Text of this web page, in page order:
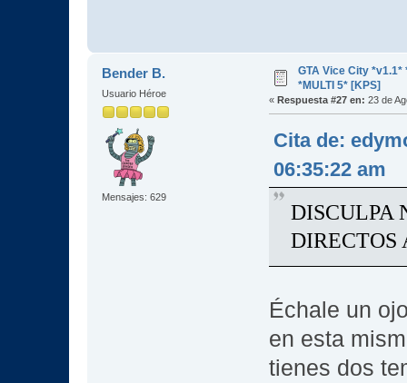
Bender B.
Usuario Héroe
Mensajes: 629
GTA Vice City *v1.1*
*MULTI 5* [KPS]
« Respuesta #27 en: 23 de
Cita de:
06:35:22 am
DISCULPA
DIRECTOS
Échale un
en esta
tienes dos